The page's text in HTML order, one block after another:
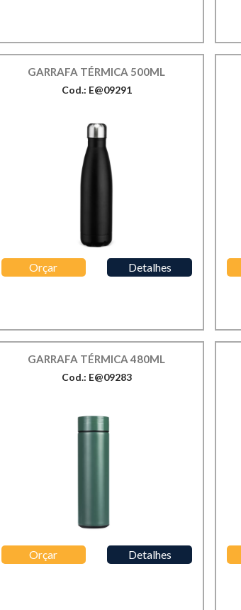
GARRAFA TÉRMICA 500ML
Cod.: E@09291
Orçar Detalhes
GARRAFA TÉRMICA 480ML
Cod.: E@09283
Orçar Detalhes